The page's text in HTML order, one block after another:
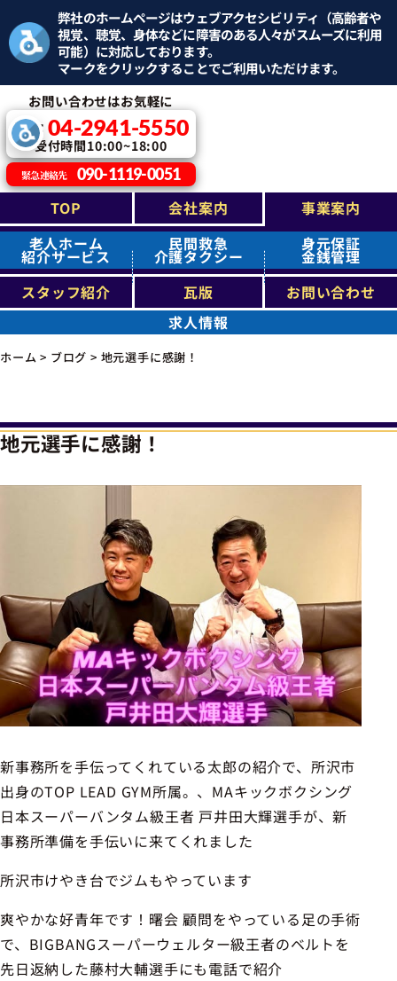
弊社のホームページはウェブアクセシビリティ（高齢者や
視覚、聴覚、身体などに障害のある人々がスムーズに利用
可能）に対応しております。
マークをクリックすることでご利用いただけます。
お問い合わせはお気軽に
TEL：04-2941-5550
受付時間10:00~18:00
緊急連絡先 090-1119-0051
TOP 会社案内
事業案内
老人ホーム
紹介サービス
民間救急
介護タクシー
身元保証
金銭管理
スタッフ紹介
瓦版
お問い合わせ
求人情報
ホーム > ブログ > 地元選手に感謝！
地元選手に感謝！
新事務所を手伝ってくれている太郎の紹介で、所沢市
出身のTOP LEAD GYM所属。、MAキックボクシング
日本スーパーバンタム級王者 戸井田大輝選手が、新
事務所準備を手伝いに来てくれました
所沢市けやき台でジムもやっています
爽やかな好青年です！曙会 顧問をやっている足の手術
で、BIGBANGスーパーウェルター級王者のベルトを
先日返納した藤村大輔選手にも電話で紹介